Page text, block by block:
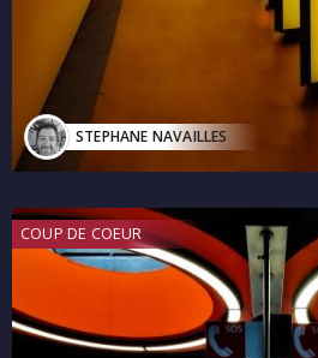
STEPHANE NAVAILLES
COUP DE COEUR